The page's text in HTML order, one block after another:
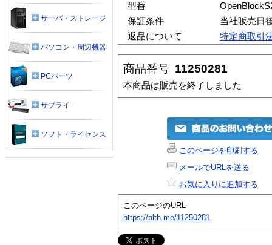
型番
保証条件
当社販売日
返品について
特定商取引
商品番号 11250281
本商品は販売を終了しました
このページを印刷する
メールでURLを送る
お気に入りに追加する
このページのURL
https://plth.me/11250281
サーバ・ストレージ
パソコン・周辺機器
PCパーツ
サプライ
ソフト・ライセンス